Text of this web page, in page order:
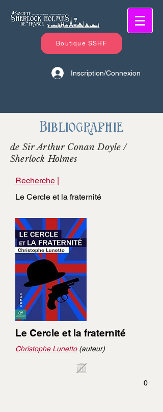
Boutique SSHF
Inscription/Connexion
Bibliographie
de Sir Arthur Conan Doyle /
Sherlock Holmes
Recherche |
Le Cercle et la fraternité
Le Cercle et la fraternité
Christophe Lunetto(auteur)
0